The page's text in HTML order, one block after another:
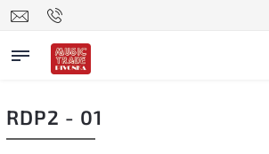
RDP2 - 01